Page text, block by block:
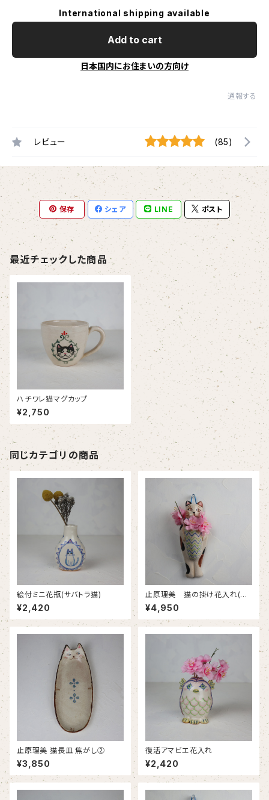
International shipping available
Add to cart
日本国内にお住まいの方向け
通報する
レビュー (85)
保存 シェア LINE ポスト
最近チェックした商品
ハチワレ猫マグカップ
¥2,750
同じカテゴリの商品
絵付ミニ花瓶(サバトラ猫)
¥2,420
止原理美 猫の掛け花入れ(三
毛猫)
¥4,950
止原理美 猫長皿 焦がし②
¥3,850
復活アマビエ花入れ
¥2,420